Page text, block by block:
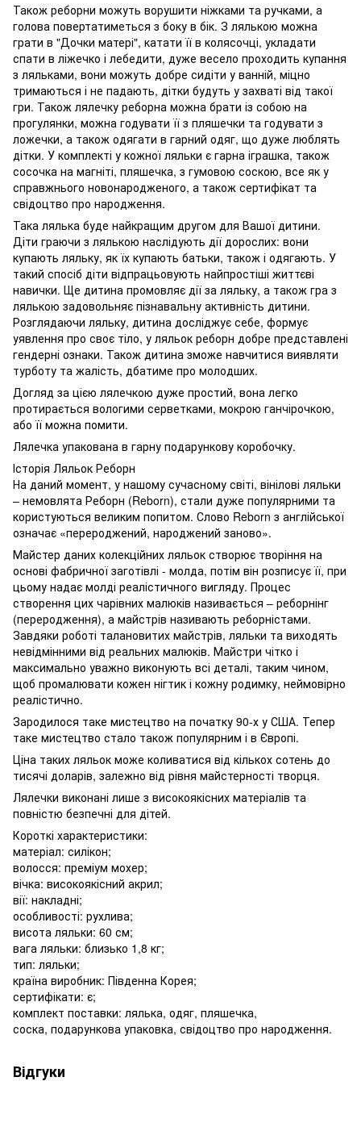
Також реборни можуть ворушити ніжками та ручками, а
голова повертатиметься з боку в бік. З лялькою можна
грати в "Дочки матері", катати її в колясочці, укладати
спати в ліжечко і лебедити, дуже весело проходить купання
з ляльками, вони можуть добре сидіти у ванній, міцно
тримаються і не падають, дітки будуть у захваті від такої
гри. Також лялечку реборна можна брати із собою на
прогулянки, можна годувати її з пляшечки та годувати з
ложечки, а також одягати в гарний одяг, що дуже люблять
дітки. У комплекті у кожної ляльки є гарна іграшка, також
сосочка на магніті, пляшечка, з гумовою соскою, все як у
справжнього новонародженого, а також сертифікат та
свідоцтво про народження.
Така лялька буде найкращим другом для Вашої дитини.
Діти граючи з лялькою наслідують дії дорослих: вони
купають ляльку, як їх купають батьки, також і одягають. У
такий спосіб діти відпрацьовують найпростіші життєві
навички. Ще дитина промовляє дії за ляльку, а також гра з
лялькою задовольняє пізнавальну активність дитини.
Розглядаючи ляльку, дитина досліджує себе, формує
уявлення про своє тіло, у ляльок реборн добре представлені
гендерні ознаки. Також дитина зможе навчитися виявляти
турботу та жалість, дбатиме про молодших.
Догляд за цією лялечкою дуже простий, вона легко
протирається вологими серветками, мокрою ганчірочкою,
або її можна помити.
Лялечка упакована в гарну подарункову коробочку.
Історія Ляльок Реборн
На даний момент, у нашому сучасному світі, вінілові ляльки
– немовлята Реборн (Reborn), стали дуже популярними та
користуються великим попитом. Слово Reborn з англійської
означає «перероджений, народжений заново».
Майстер даних колекційних ляльок створює творіння на
основі фабричної заготівлі - молда, потім він розписує її, при
цьому надає молді реалістичного вигляду. Процес
створення цих чарівних малюків називається – реборнінг
(переродження), а майстрів називають реборністами.
Завдяки роботі талановитих майстрів, ляльки та виходять
невідмінними від реальних малюків. Майстри чітко і
максимально уважно виконують всі деталі, таким чином,
щоб промалювати кожен нігтик і кожну родимку, неймовірно
реалістично.
Зародилося таке мистецтво на початку 90-х у США. Тепер
таке мистецтво стало також популярним і в Європі.
Ціна таких ляльок може коливатися від кількох сотень до
тисячі доларів, залежно від рівня майстерності творця.
Лялечки виконані лише з високоякісних матеріалів та
повністю безпечні для дітей.
Короткі характеристики:
матеріал: силікон;
волосся: преміум мохер;
вічка: високоякісний акрил;
вії: накладні;
особливості: рухлива;
висота ляльки: 60 см;
вага ляльки: близько 1,8 кг;
тип: ляльки;
країна виробник: Південна Корея;
сертифікати: є;
комплект поставки: лялька, одяг, пляшечка,
соска, подарункова упаковка, свідоцтво про народження.
Відгуки